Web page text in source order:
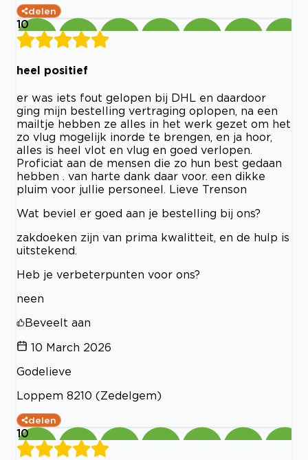
delen
10
heel positief
er was iets fout gelopen bij DHL en daardoor
ging mijn bestelling vertraging oplopen, na een
mailtje hebben ze alles in het werk gezet om het
zo vlug mogelijk inorde te brengen, en ja hoor,
alles is heel vlot en vlug en goed verlopen.
Proficiat aan de mensen die zo hun best gedaan
hebben . van harte dank daar voor. een dikke
pluim voor jullie personeel. Lieve Trenson
Wat beviel er goed aan je bestelling bij ons?
zakdoeken zijn van prima kwalitteit, en de hulp is
uitstekend.
Heb je verbeterpunten voor ons?
neen
Beveelt aan
10 March 2026
Godelieve
Loppem 8210 (Zedelgem)
delen
10